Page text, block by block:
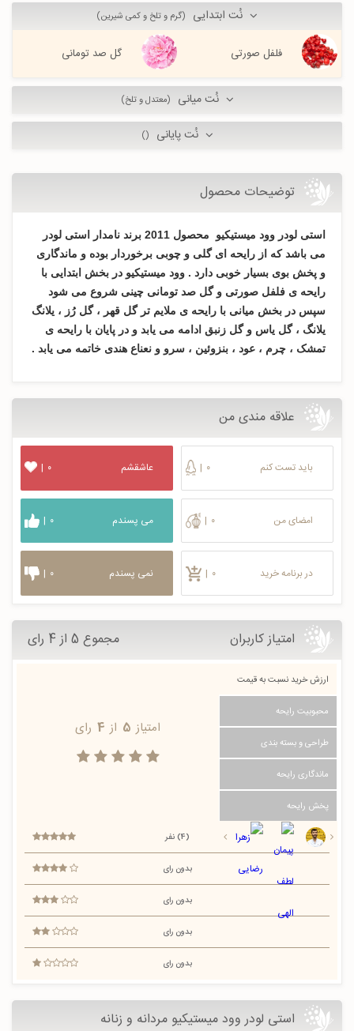
نُت ابتدایی (گرم و تلخ و کمی شیرین)
فلفل صورتی گل صد تومانی
نُت میانی (معتدل و تلخ)
نُت پایانی ()
توضیحات محصول
استی لودر وود میستیکیو محصول 2011 برند نامدار استی لودر
می باشد که از رایحه ای گلی و چوبی برخوردار بوده و ماندگاری
و پخش بوی بسیار خوبی دارد . وود میستیکیو در بخش ابتدایی با
رایحه ی فلفل صورتی و گل صد تومانی چینی شروع می شود
سپس در بخش میانی با رایحه ی ملایم تر گل قهر ، گل رُز ، یلانگ
یلانگ ، گل یاس و گل زنبق ادامه می یابد و در پایان با رایحه ی
تمشک ، چرم ، عود ، بنزوئین ، سرو و نعناع هندی خاتمه می یابد .
علاقه مندی من
باید تست کنم | ۰
امضای من | ۰
در برنامه خرید | ۰
عاشقشم | ۰
می پسندم | ۰
نمی پسندم | ۰
امتیاز کاربران مجموع 5 از 4 رای
ارزش خرید نسبت به قیمت
محبوبیت رایحه
طراحی و بسته بندی
ماندگاری رایحه
پخش رایحه
امتیاز 5 از 4 رای
(4) نفر
بدون رای
بدون رای
بدون رای
بدون رای
استی لودر وود میستیکیو مردانه و زنانه